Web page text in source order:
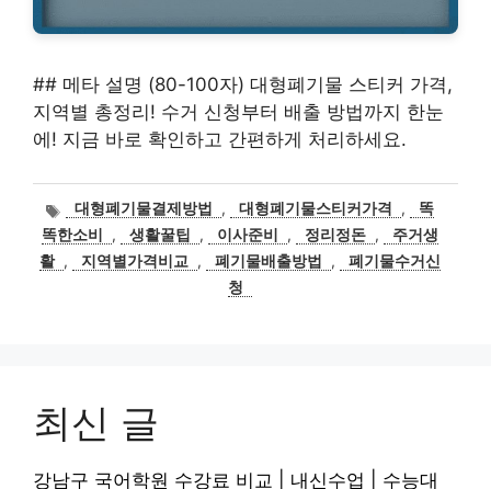
## 메타 설명 (80-100자) 대형폐기물 스티커 가격,
지역별 총정리! 수거 신청부터 배출 방법까지 한눈
에! 지금 바로 확인하고 간편하게 처리하세요.
태
그
대형폐기물결제방법 , 대형폐기물스티커가격 ,
똑
똑한소비
, 생활꿀팁 , 이사준비 , 정리정돈 ,
주거생
활 , 지역별가격비교 , 폐기물배출방법 ,
폐기물수거신
청
최신 글
강남구 국어학원 수강료 비교 | 내신수업 | 수능대